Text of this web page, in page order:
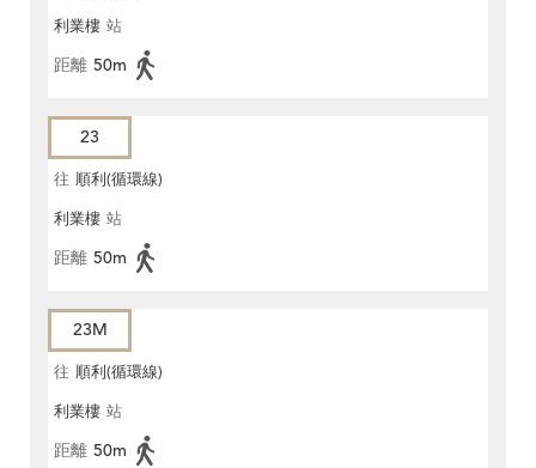
利業樓 站
距離 50m
23
往 順利(循環線)
利業樓 站
距離 50m
23M
往 順利(循環線)
利業樓 站
距離 50m